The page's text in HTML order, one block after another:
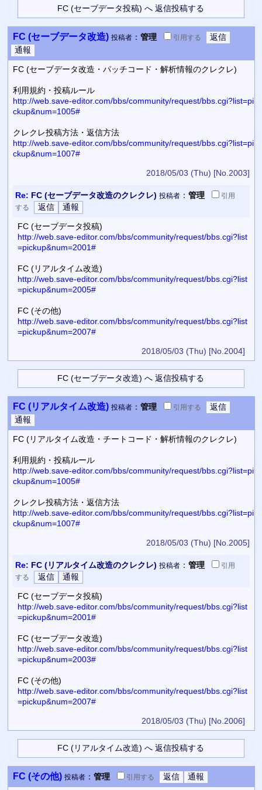
FC (セーブデータ改造) 投稿者： 管理 引用する
FC (セーブデータ改造・パッチコード・解析情報のクレクレ)
利用規約・投稿ルール
http://web.save-editor.com/bbs/community/request/bbs.cgi?list=pi
ckup&num=1005#
クレクレ投稿方法・返信方法
http://web.save-editor.com/bbs/community/request/bbs.cgi?list=pi
ckup&num=1007#
2018/05/03 (Thu) [No.2003]
Re: FC (セーブデータ改造のクレクレ) 投稿者： 管理
引用
する
FC (セーブデータ投稿)
http://web.save-editor.com/bbs/community/request/bbs.cgi?list
=pickup&num=2001#
FC (リアルタイム改造)
http://web.save-editor.com/bbs/community/request/bbs.cgi?list
=pickup&num=2005#
FC (その他)
http://web.save-editor.com/bbs/community/request/bbs.cgi?list
=pickup&num=2007#
2018/05/03 (Thu) [No.2004]
FC (リアルタイム改造) 投稿者： 管理 引用する
FC (リアルタイム改造・チートコード・解析情報のクレクレ)
利用規約・投稿ルール
http://web.save-editor.com/bbs/community/request/bbs.cgi?list=pi
ckup&num=1005#
クレクレ投稿方法・返信方法
http://web.save-editor.com/bbs/community/request/bbs.cgi?list=pi
ckup&num=1007#
2018/05/03 (Thu) [No.2005]
Re: FC (リアルタイム改造のクレクレ) 投稿者： 管理
引用
する
FC (セーブデータ投稿)
http://web.save-editor.com/bbs/community/request/bbs.cgi?list
=pickup&num=2001#
FC (セーブデータ改造)
http://web.save-editor.com/bbs/community/request/bbs.cgi?list
=pickup&num=2003#
FC (その他)
http://web.save-editor.com/bbs/community/request/bbs.cgi?list
=pickup&num=2007#
2018/05/03 (Thu) [No.2006]
FC (その他) 投稿者： 管理 引用する